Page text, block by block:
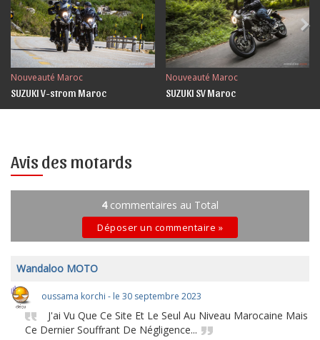
Nouveauté Maroc
SUZUKI V-strom Maroc
Nouveauté Maroc
SUZUKI SV Maroc
Avis des motards
4commentaires au Total
Déposer un commentaire »
Wandaloo MOTO
oussama korchi - le 30 septembre 2023
J'ai Vu Que Ce Site Et Le Seul Au Niveau Marocaine Mais
Ce Dernier Souffrant De Négligence...